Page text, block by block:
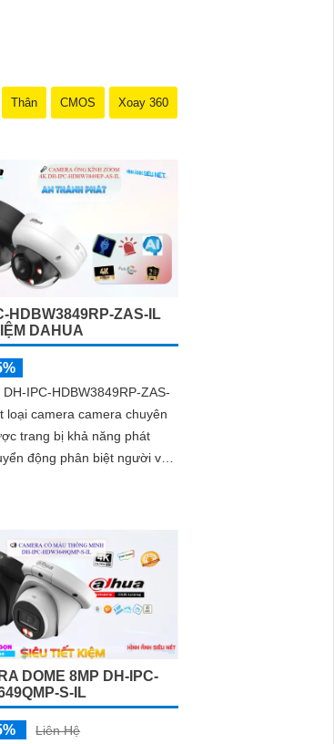
Thân CMOS Xoay 360
HDBW3849RP-ZAS-IL
DAHUA
IPC-HDBW3849RP-ZAS-
loại camera camera chuyên
trang bị khả năng phát
động phân biệt người và
DOME 8MP DH-IPC-
S-IL
Liên Hệ